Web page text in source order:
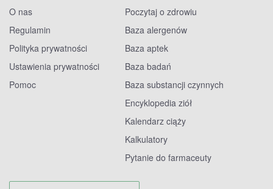
O nas
Regulamin
Polityka prywatności
Ustawienia prywatności
Pomoc
Poczytaj o zdrowiu
Baza alergenów
Baza aptek
Baza badań
Baza substancji czynnych
Encyklopedia ziół
Kalendarz ciąży
Kalkulatory
Pytanie do farmaceuty